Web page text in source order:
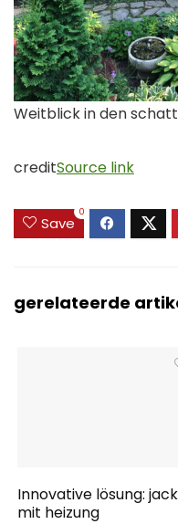
Weitblick in den
creditSource link
Save
0
gerelateerde
Innovative lösung:
mit heizung